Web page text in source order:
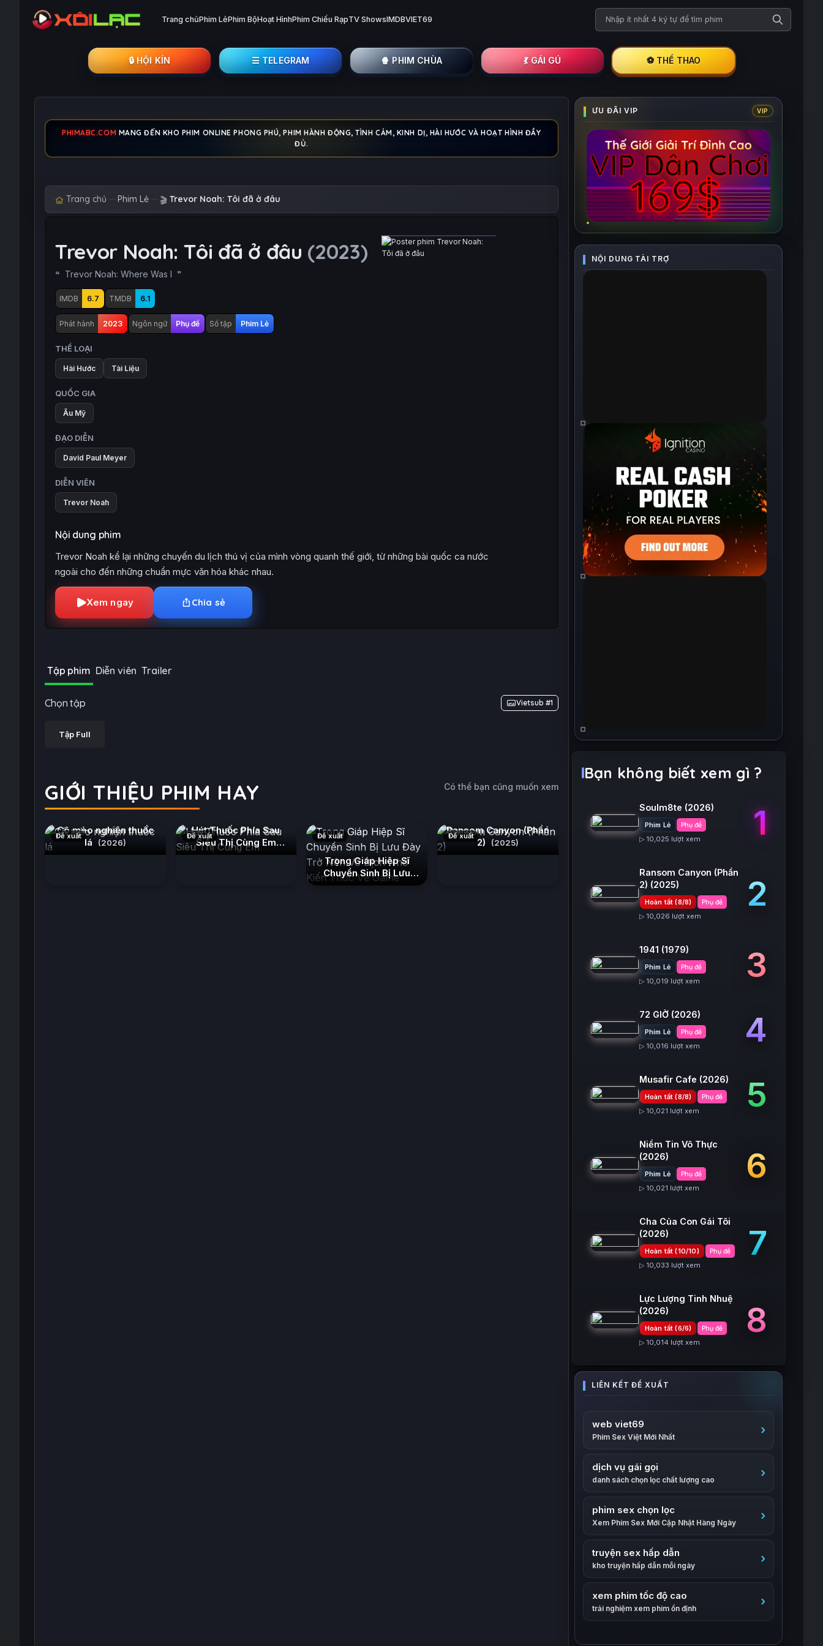
Trang chủPhim LẻPhim BộHoạt HìnhPhim Chiếu RạpTV ShowsIMDBVIET69 Tìm kiếm phim
🔒︎ HỘI KÍN ☰ TELEGRAM 🍿 PHIM CHÙA 💃 GÁI GÚ ⚽ THỂ THAO
PHIMABC.COM MANG ĐẾN KHO PHIM ONLINE PHONG PHÚ, PHIM HÀNH ĐỘNG, TÌNH CẢM, KINH DỊ, HÀI HƯỚC VÀ HOẠT HÌNH ĐẦY
ĐỦ.
Trang chủ Phim Lẻ 🎬 Trevor Noah: Tôi đã ở đâu
Trevor Noah: Tôi đã ở đâu (2023)
Trevor Noah: Where Was I
IMDB 6.7 TMDB 6.1
Phát hành 2023 Ngôn ngữ Phụ đề Số tập Phim Lẻ
THỂ LOẠI
Hài Hước Tài Liệu
QUỐC GIA
Âu Mỹ
ĐẠO DIỄN
David Paul Meyer
DIỄN VIÊN
Trevor Noah
Nội dung phim
Trevor Noah kể lại những chuyến du lịch thú vị của mình vòng quanh thế giới, từ những bài quốc ca nước
ngoài cho đến những chuẩn mực văn hóa khác nhau.
Xem ngay Chia sẻ
Tập phim Diễn viên Trailer
Chọn tập Vietsub #1
Tập Full
GIỚI THIỆU PHIM HAY Có thể bạn cũng muốn xem
Đề xuất
Cô mèo nghiện thuốc
lá
(2026)
Đề xuất
Hút Thuốc Phía Sau
Siêu Thị Cùng Em
(2026)
Đề xuất
Trọng Giáp Hiệp Sĩ
Chuyển Sinh Bị Lưu
Đày Trở Nên Vô Địch
Đề xuất
Ransom Canyon (Phần
2)
(2025)
Bạn không biết xem gì ?
Soulm8te (2026)
Phim Lẻ Phụ đề
▷ 10,025 lượt xem 1
Ransom Canyon (Phần
2) (2025)
Hoàn tất (8/8) Phụ đề
▷ 10,026 lượt xem
2
1941 (1979)
Phim Lẻ Phụ đề
▷ 10,019 lượt xem 3
72 GIỜ (2026)
Phim Lẻ Phụ đề
▷ 10,016 lượt xem 4
Musafir Cafe (2026)
Hoàn tất (8/8) Phụ đề
▷ 10,021 lượt xem 5
Niềm Tin Vô Thực
(2026)
Phim Lẻ Phụ đề
▷ 10,021 lượt xem
6
Cha Của Con Gái Tôi
(2026)
Hoàn tất (10/10) Phụ đề
▷ 10,033 lượt xem
7
Lực Lượng Tinh Nhuệ
(2026)
Hoàn tất (6/6) Phụ đề
▷ 10,014 lượt xem
8
web viet69
Phim Sex Việt Mới Nhất
dịch vụ gái gọi
danh sách chọn lọc chất lượng cao
phim sex chọn lọc
Xem Phim Sex Mới Cập Nhật Hàng Ngày
truyện sex hấp dẫn
kho truyện hấp dẫn mỗi ngày
xem phim tốc độ cao
trải nghiệm xem phim ổn định